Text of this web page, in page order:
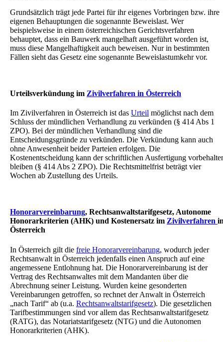
Grundsätzlich trägt jede Partei für ihr eigenes Vorbringen bzw. ihre
eigenen Behauptungen die sogenannte Beweislast. Wer
beispielsweise in einem österreichischen Gerichtsverfahren
behauptet, dass ein Bauwerk mangelhaft ausgeführt worden ist,
muss diese Mangelhaftigkeit auch beweisen. Nur in bestimmten
Fällen sieht das Gesetz eine sogenannte Beweislastumkehr vor.
Urteilsverkündung im Zivilverfahren in Österreich
Im Zivilverfahren in Österreich ist das Urteil möglichst nach dem
Schluss der mündlichen Verhandlung zu verkünden (§ 414 Abs 1
ZPO). Bei der mündlichen Verhandlung sind die
Entscheidungsgründe zu verkünden. Die Verkündung kann auch
ohne Anwesenheit beider Parteien erfolgen. Die
Kostenentscheidung kann der schriftlichen Ausfertigung
bleiben (§ 414 Abs 2 ZPO). Die Rechtsmittelfrist beträgt vier
Wochen ab Zustellung des Urteils.
Honorarvereinbarung, Rechtsanwaltstarifgesetz, Autonome
Honorarkriterien (AHK) und Kostenersatz im Zivilverfahren
Österreich
In Österreich gilt die freie Honorarvereinbarung, wodurch jeder
Rechtsanwalt in Österreich jedenfalls einen Anspruch auf eine
angemessene Entlohnung hat. Die Honorarvereinbarung ist der
Vertrag des Rechtsanwaltes mit dem Mandanten über die
Abrechnung seiner Leistung. Wurden keine gesonderten
Vereinbarungen getroffen, so rechnet der Anwalt in Österreich
„nach Tarif“ ab (u.a. Rechtsanwaltstarifgesetz). Die gesetzlichen
Tarifbestimmungen sind vor allem das Rechtsanwaltstarifgesetz
(RATG), das Notariatstarifgesetz (NTG) und die Autonomen
Honorarkriterien (AHK).